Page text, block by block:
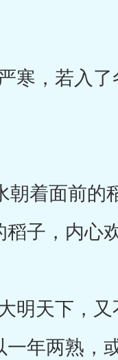
寒，若入
着面前的
子，内心欢
明天下，
年两熟，